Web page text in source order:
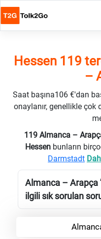
Hessen 119
–
Saat başına106 €'dan
onaylanır, genellikle çok
119 Almanca –
Hessen bunların
Darmstadt
Almanca – Arapça
ilgili sık sorulan